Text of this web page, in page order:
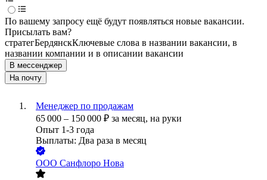
По вашему запросу ещё будут появляться новые вакансии.
Присылать вам?
стратегБердянскКлючевые слова в названии вакансии, в
названии компании и в описании вакансии
В мессенджер
На почту
Менеджер по продажам
65 000 – 150 000 ₽ за месяц, на руки
Опыт 1-3 года
Выплаты: Два раза в месяц
ООО Санфлоро Нова